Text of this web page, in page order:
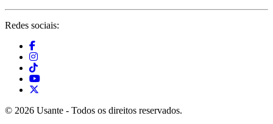
Redes sociais:
© 2026 Usante - Todos os direitos reservados.